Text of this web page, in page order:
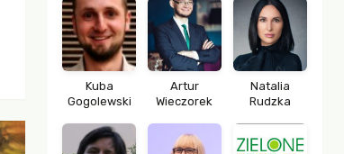
Kuba
Gogolewski
Artur
Wieczorek
Natalia
Rudzka